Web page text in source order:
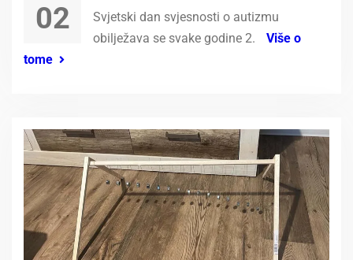
02
Svjetski dan svjesnosti o autizmu
obilježava se svake godine 2.
Više o
tome